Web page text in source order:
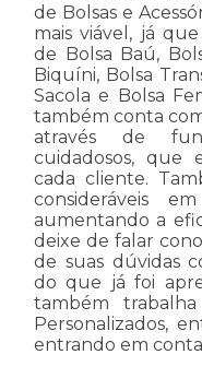
de Bolsas e
mais viável, já
de Bolsa Baú,
Biquíni, Bolsa
Sacola e Bolsa
também conta
através de
cuidadosos, que
cada cliente.
consideráveis
aumentando a
deixe de falar
de suas dúvidas
do que já foi
também
Personalizados,
entrando em